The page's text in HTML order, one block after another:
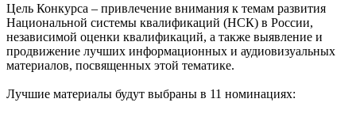
Цель Конкурса – привлечение внимания к темам развития
Национальной системы квалификаций (НСК) в России,
независимой оценки квалификаций, а также выявление и
продвижение лучших информационных и аудиовизуальных
материалов, посвященных этой тематике.
Лучшие материалы будут выбраны в 11 номинациях: